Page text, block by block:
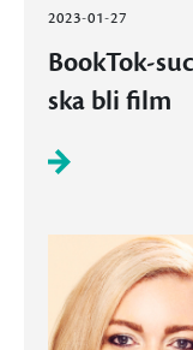
2023-01-27
BookTok-
ska bli film